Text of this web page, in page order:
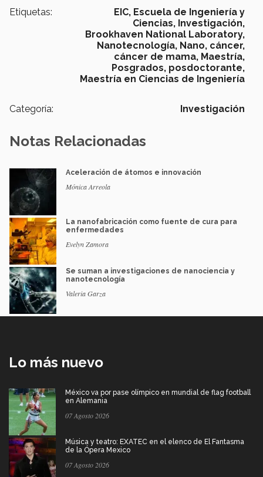
Etiquetas: EIC, Escuela de Ingeniería y
Ciencias, Investigación,
Brookhaven National Laboratory,
Nanotecnología, Nano, cáncer,
cáncer de mama, Maestría,
Posgrados, posdoctorante,
Maestría en Ciencias de Ingeniería
Categoría: Investigación
Notas Relacionadas
Aceleración de átomos e innovación
Mónica Arreola
La nanofabricación como fuente de cura para
enfermedades
Evelyn Zamora
Se suman a investigaciones de nanociencia y
nanotecnología
Valeria Garza
Lo más nuevo
México va por pase olímpico en mundial de flag football
en Alemania
07 Agosto 2026
Música y teatro: EXATEC en el elenco de El Fantasma
de la Ópera Mexico
07 Agosto 2026